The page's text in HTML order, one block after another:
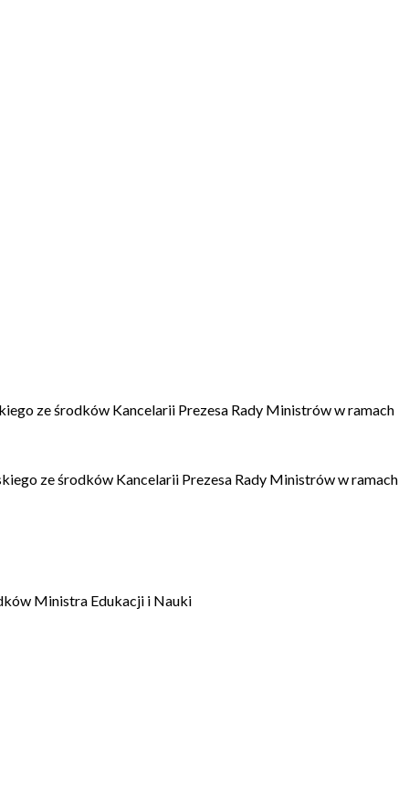
ze środków Kancelarii Prezesa Rady Ministrów w ramach
ze środków Kancelarii Prezesa Rady Ministrów w ramach
Ministra Edukacji i Nauki